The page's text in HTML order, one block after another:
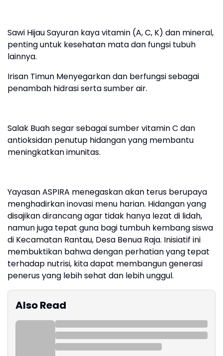
Sawi Hijau Sayuran kaya vitamin (A, C, K) dan mineral,
penting untuk kesehatan mata dan fungsi tubuh
lainnya.
Irisan Timun Menyegarkan dan berfungsi sebagai
penambah hidrasi serta sumber air.
Salak Buah segar sebagai sumber vitamin C dan
antioksidan penutup hidangan yang membantu
meningkatkan imunitas.
Yayasan ASPIRA menegaskan akan terus berupaya
menghadirkan inovasi menu harian. Hidangan yang
disajikan dirancang agar tidak hanya lezat di lidah,
namun juga tepat guna bagi tumbuh kembang siswa
di Kecamatan Rantau, Desa Benua Raja. Inisiatif ini
membuktikan bahwa dengan perhatian yang tepat
terhadap nutrisi, kita dapat membangun generasi
penerus yang lebih sehat dan lebih unggul.
Also Read